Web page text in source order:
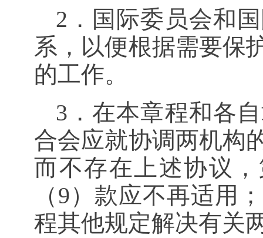
2．国际委员会和
系，以便根据需要保
的工作。
3．在本章程和各
合会应就协调两机构
而不存在上述协议
（9）款应不再适用
程其他规定解决有关